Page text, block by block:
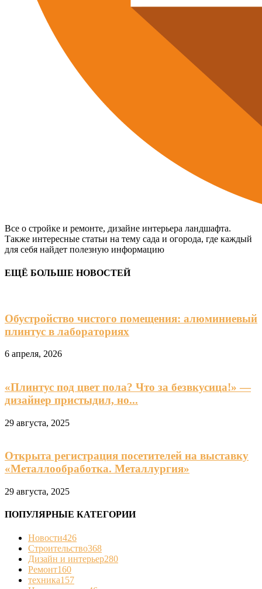
Все о стройке и ремонте, дизайне интерьера ландшафта.
Также интересные статьи на тему сада и огорода, где каждый
для себя найдет полезную информацию
ЕЩЁ БОЛЬШЕ НОВОСТЕЙ
Обустройство чистого помещения: алюминиевый
плинтус в лабораториях
6 апреля, 2026
«Плинтус под цвет пола? Что за безвкусица!» —
дизайнер пристыдил, но...
29 августа, 2025
Открыта регистрация посетителей на выставку
«Металлообработка. Металлургия»
29 августа, 2025
ПОПУЛЯРНЫЕ КАТЕГОРИИ
Новости426
Строительство368
Дизайн и интерьер280
Ремонт160
техника157